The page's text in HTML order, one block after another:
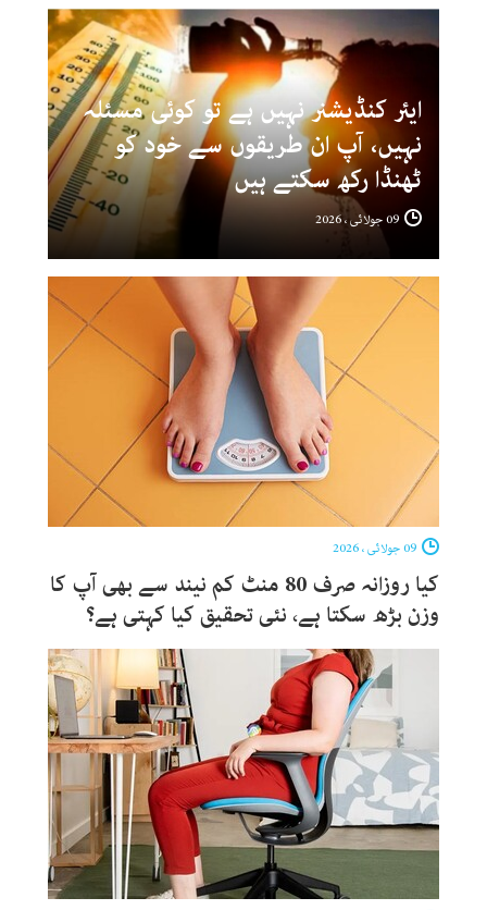
ایئر کنڈیشنر نہیں ہے تو کوئی مسئلہ
نہیں، آپ ان طریقوں سے خود کو
ٹھنڈا رکھ سکتے ہیں
کیا روزانہ صرف 80 منٹ کم نیند سے بھی آپ کا
وزن بڑھ سکتا ہے، نئی تحقیق کیا کہتی ہے؟